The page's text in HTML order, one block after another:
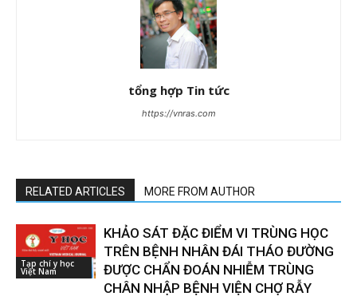
tổng hợp Tin tức
https://vnras.com
RELATED ARTICLES MORE FROM AUTHOR
Tạp chí y học
Việt Nam
KHẢO SÁT ĐẶC ĐIỂM VI TRÙNG HỌC
TRÊN BỆNH NHÂN ĐÁI THÁO ĐƯỜNG
ĐƯỢC CHẨN ĐOÁN NHIỄM TRÙNG
CHÂN NHẬP BỆNH VIỆN CHỢ RẪY